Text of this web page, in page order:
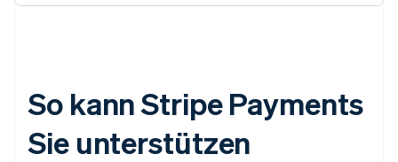
So kann Stripe Payments
Sie unterstützen